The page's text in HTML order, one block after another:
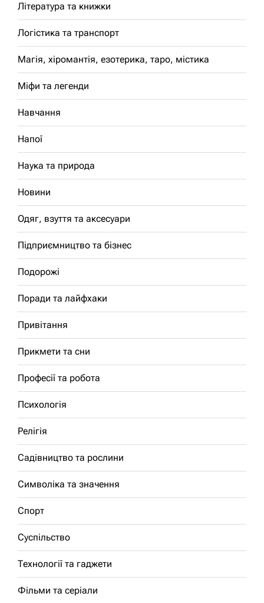
Література та книжки
Логістика та транспорт
Магія, хіромантія, езотерика, таро, містика
Міфи та легенди
Навчання
Напої
Наука та природа
Новини
Одяг, взуття та аксесуари
Підприємництво та бізнес
Подорожі
Поради та лайфхаки
Привітання
Прикмети та сни
Професії та робота
Психологія
Релігія
Садівництво та рослини
Символіка та значення
Спорт
Суспільство
Технології та гаджети
Фільми та серіали